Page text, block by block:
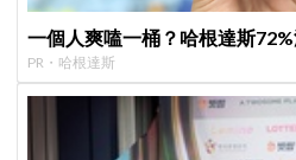
一個人爽嗑一桶？哈根達斯
PR・哈根達斯